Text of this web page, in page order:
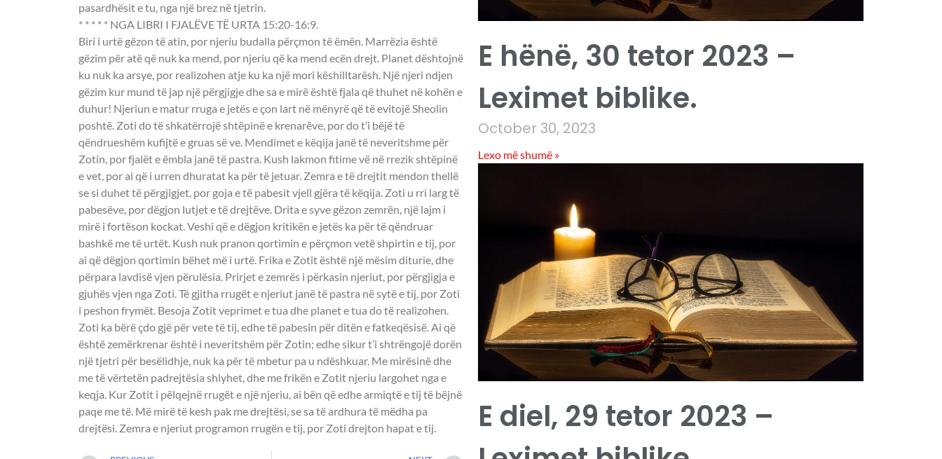
pasardhësit e tu, nga një brez në tjetrin.
* * * * * NGA LIBRI I FJALËVE TË URTA 15:20-16:9.
Biri i urtë gëzon të atin, por njeriu budalla përçmon të ëmën. Marrëzia është
gëzim për atë që nuk ka mend, por njeriu që ka mend ecën drejt. Planet dështojnë
ku nuk ka arsye, por realizohen atje ku ka një mori këshilltarësh. Një njeri ndjen
gëzim kur mund të jap një përgjigje dhe sa e mirë është fjala që thuhet në kohën e
duhur! Njeriun e matur rruga e jetës e çon lart në mënyrë që të evitojë Sheolin
poshtë. Zoti do të shkatërrojë shtëpinë e krenarëve, por do t’i bëjë të
qëndrueshëm kufijtë e gruas së ve. Mendimet e këqija janë të neveritshme për
Zotin, por fjalët e ëmbla janë të pastra. Kush lakmon fitime vë në rrezik shtëpinë
e vet, por ai që i urren dhuratat ka për të jetuar. Zemra e të drejtit mendon thellë
se si duhet të përgjigjet, por goja e të pabesit vjell gjëra të këqija. Zoti u rri larg të
pabesëve, por dëgjon lutjet e të drejtëve. Drita e syve gëzon zemrën, një lajm i
mirë i fortëson kockat. Veshi që e dëgjon kritikën e jetës ka për të qëndruar
bashkë me të urtët. Kush nuk pranon qortimin e përçmon vetë shpirtin e tij, por
ai që dëgjon qortimin bëhet më i urtë. Frika e Zotit është një mësim diturie, dhe
përpara lavdisë vjen përulësia. Prirjet e zemrës i përkasin njeriut, por përgjigja e
gjuhës vjen nga Zoti. Të gjitha rrugët e njeriut janë të pastra në sytë e tij, por Zoti
i peshon frymët. Besoja Zotit veprimet e tua dhe planet e tua do të realizohen.
Zoti ka bërë çdo gjë për vete të tij, edhe të pabesin për ditën e fatkeqësisë. Ai që
është zemërkrenar është i neveritshëm për Zotin; edhe sikur t’i shtrëngojë dorën
një tjetri për besëlidhje, nuk ka për të mbetur pa u ndëshkuar. Me mirësinë dhe
me të vërtetën padrejtësia shlyhet, dhe me frikën e Zotit njeriu largohet nga e
keqja. Kur Zotit i pëlqejnë rrugët e një njeriu, ai bën që edhe armiqtë e tij të bëjnë
paqe me të. Më mirë të kesh pak me drejtësi, se sa të ardhura të mëdha pa
drejtësi. Zemra e njeriut programon rrugën e tij, por Zoti drejton hapat e tij.
E hënë, 30 tetor 2023 –
Leximet biblike.
October 30, 2023
Lexo më shumë »
E diel, 29 tetor 2023 –